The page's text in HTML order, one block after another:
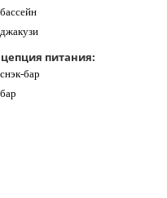
бассейн
джакузи
питания:
снэк-бар
бар